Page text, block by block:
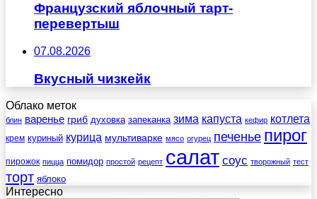
Французский яблочный тарт-
перевертыш
07.08.2026
Вкусный чизкейк
Облако меток
блин варенье гриб духовка запеканка зима капуста кефир котлета
крем куриный курица мультиварке мясо огурец печенье пирог
пирожок пицца помидор простой рецепт салат соус творожный тест
торт яблоко
Интересно